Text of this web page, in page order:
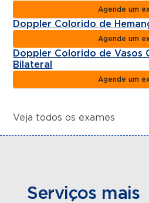
Agende um
Doppler Colorido de
Agende um
Doppler Colorido de Vasos
Bilateral
Agende um
Veja todos os exames
Serviços mais